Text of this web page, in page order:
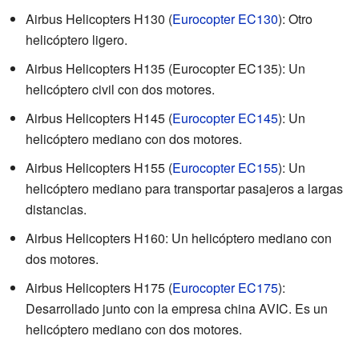
Airbus Helicopters H130 (Eurocopter EC130): Otro
helicóptero ligero.
Airbus Helicopters H135 (Eurocopter EC135): Un
helicóptero civil con dos motores.
Airbus Helicopters H145 (Eurocopter EC145): Un
helicóptero mediano con dos motores.
Airbus Helicopters H155 (Eurocopter EC155): Un
helicóptero mediano para transportar pasajeros a largas
distancias.
Airbus Helicopters H160: Un helicóptero mediano con
dos motores.
Airbus Helicopters H175 (Eurocopter EC175):
Desarrollado junto con la empresa china AVIC. Es un
helicóptero mediano con dos motores.